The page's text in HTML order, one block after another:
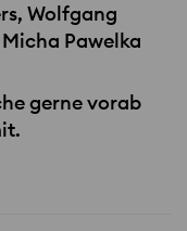
Wolfgang
Pawelka
gerne vorab